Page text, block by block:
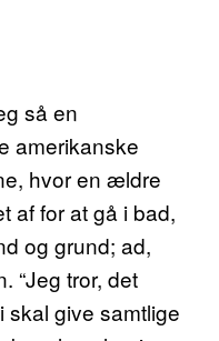
så en
amerikanske
hvor en ældre
af for at gå i bad,
og grund; ad,
“Jeg tror, det
skal give samtlige